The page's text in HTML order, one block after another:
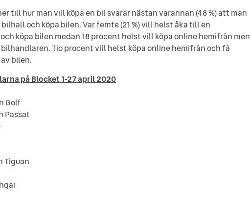
till hur man vill köpa en bil svarar nästan varannan (48 %) att man
och köpa bilen. Var femte (21 %) vill helst åka till en
köpa bilen medan 18 procent helst vill köpa online hemifrån men
Tio procent vill helst köpa online hemifrån och få
bilen.
på Blocket 1-27 april 2020
Golf
Passat
Tiguan